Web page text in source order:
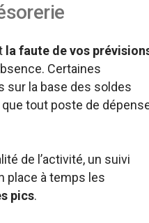
la faute de vos
Certaines
sur la base des soldes
tout poste de
de l’activité, un suivi
place à temps les
pics.